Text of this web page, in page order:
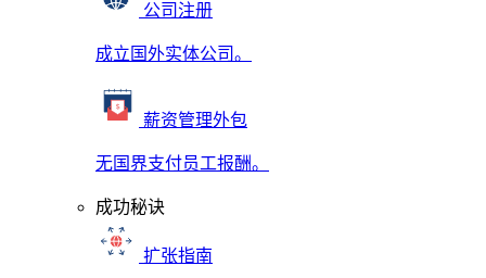
公司注册
成立国外实体公司。
薪资管理外包
无国界支付员工报酬。
成功秘诀
扩张指南